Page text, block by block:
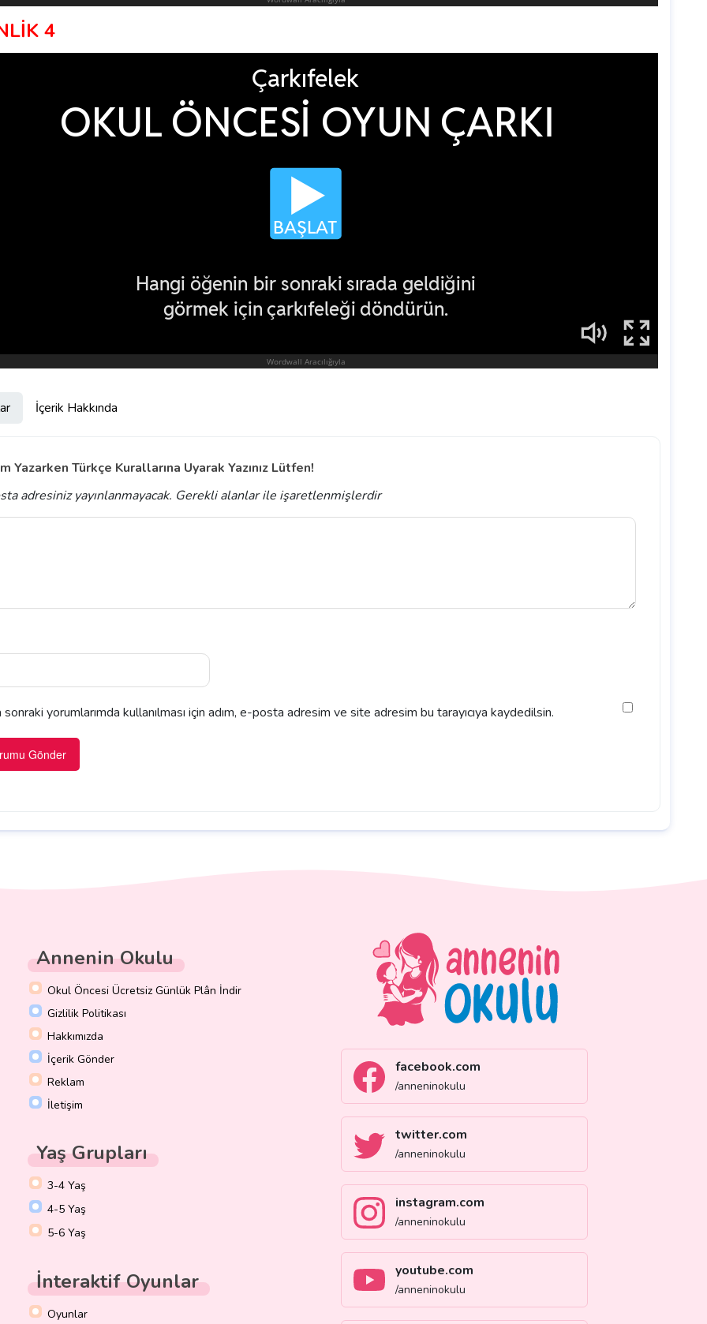
4
İçerik Hakkında
Yazarken Türkçe Kurallarına Uyarak Yazınız Lütfen!
adresiniz yayınlanmayacak. Gerekli alanlarile işaretlenmişlerdir
sonraki yorumlarımda kullanılması için adım, e-posta adresim ve site adresim bu tarayıcıya kaydedilsin.
Annenin Okulu
Okul Öncesi Ücretsiz Günlük Plân İndir
Gizlilik Politikası
Hakkımızda
İçerik Gönder
Reklam
İletişim
Yaş Grupları
3-4 Yaş
4-5 Yaş
5-6 Yaş
İnteraktif Oyunlar
Oyunlar
facebook.com
/anneninokulu
twitter.com
/anneninokulu
instagram.com
/anneninokulu
youtube.com
/anneninokulu